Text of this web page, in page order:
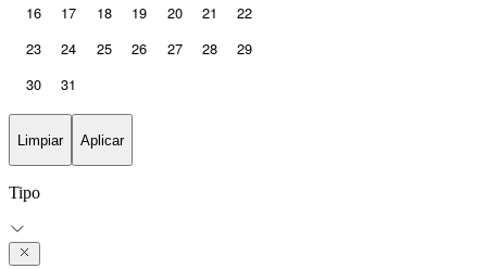
16
17 18 19 20 21
22
23
24 25 26 27 28
29
30
31
Limpiar Aplicar
Tipo